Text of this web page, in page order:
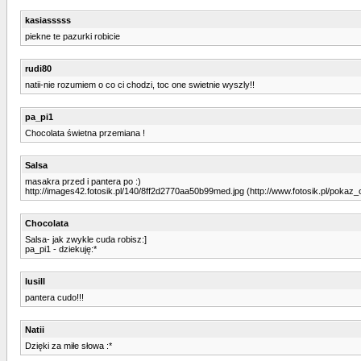
kasiasssss
piekne te pazurki robicie
rudi80
natii-nie rozumiem o co ci chodzi, toc one swietnie wyszly!!
pa_pi1
Chocolata świetna przemiana !
Salsa
masakra przed i pantera po :)
http://images42.fotosik.pl/140/8ff2d2770aa50b99med.jpg (http://www.fotosik.pl/
Chocolata
Salsa- jak zwykle cuda robisz:]
pa_pi1 - dziekuję:*
lusill
pantera cudo!!!
Natii
Dzięki za miłe słowa :*